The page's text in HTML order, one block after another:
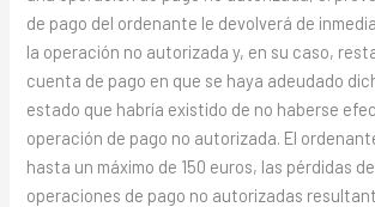
de pago del ordenante le devolverá de
la operación no autorizada y, en su caso,
cuenta de pago en que se haya adeudado
estado que habría existido de no haberse
operación de pago no autorizada. El
hasta un máximo de 150 euros, las pérdidas
operaciones de pago no autorizadas